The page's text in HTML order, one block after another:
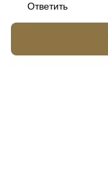
Ответить